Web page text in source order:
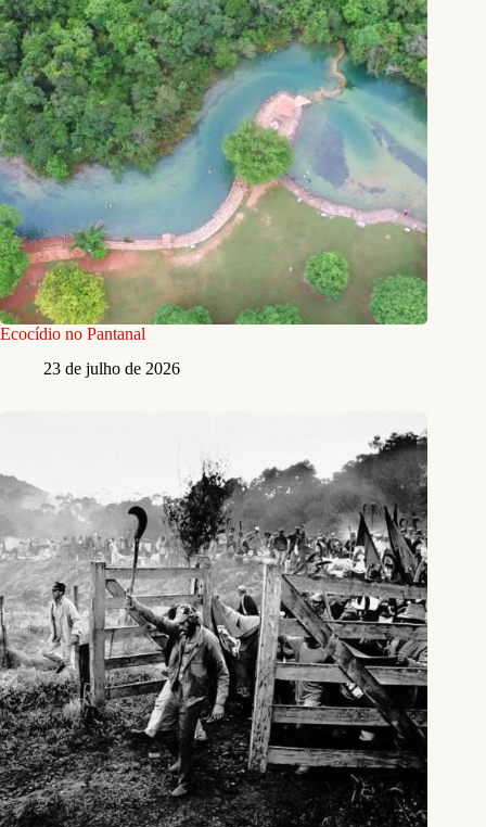
Ecocídio no Pantanal
23 de julho de 2026